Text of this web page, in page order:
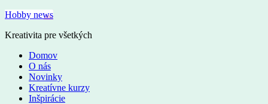
Hobby news
Kreativita pre všetkých
Domov
O nás
Novinky
Kreatívne kurzy
Inšpirácie